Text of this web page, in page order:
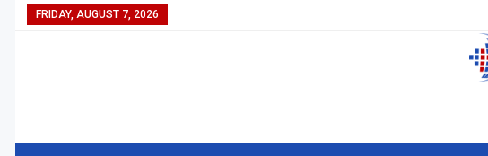
FRIDAY, AUGUST 7, 2026